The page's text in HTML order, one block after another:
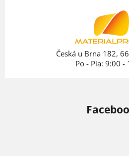
Česká u Brna 182,
Po - Pia: 9:00 -